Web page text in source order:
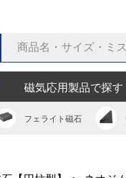
磁気応用製品で探す
フェライト磁石